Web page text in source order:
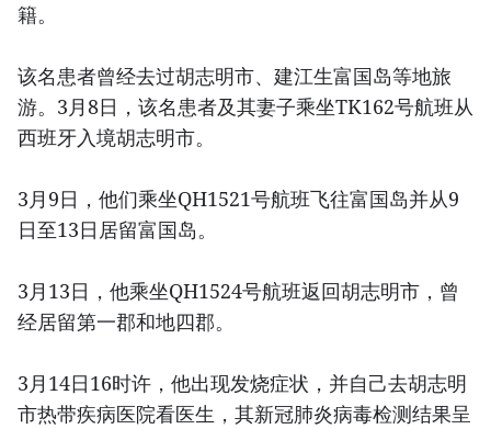
籍。
该名患者曾经去过胡志明市、建江生富国岛等地旅
游。3月8日，该名患者及其妻子乘坐TK162号航班从
西班牙入境胡志明市。
3月9日，他们乘坐QH1521号航班飞往富国岛并从9
日至13日居留富国岛。
3月13日，他乘坐QH1524号航班返回胡志明市，曾
经居留第一郡和地四郡。
3月14日16时许，他出现发烧症状，并自己去胡志明
市热带疾病医院看医生，其新冠肺炎病毒检测结果呈